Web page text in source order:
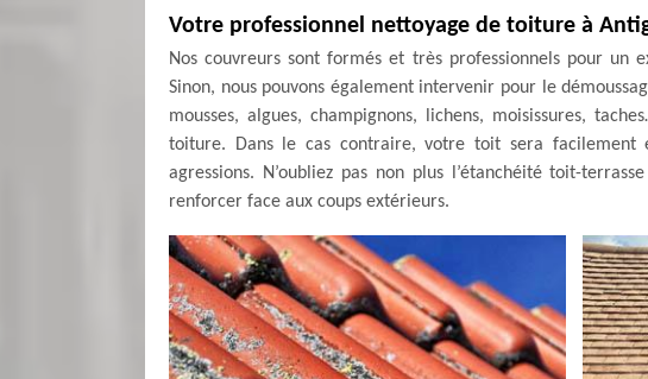
Votre professionnel nettoyage de toiture à
Nos couvreurs sont formés et très professionnels pour un
Sinon, nous pouvons également intervenir pour le
mousses, algues, champignons, lichens, moisissures,
toiture. Dans le cas contraire, votre toit sera facilement
agressions. N’oubliez pas non plus l’étanchéité toit-
renforcer face aux coups extérieurs.